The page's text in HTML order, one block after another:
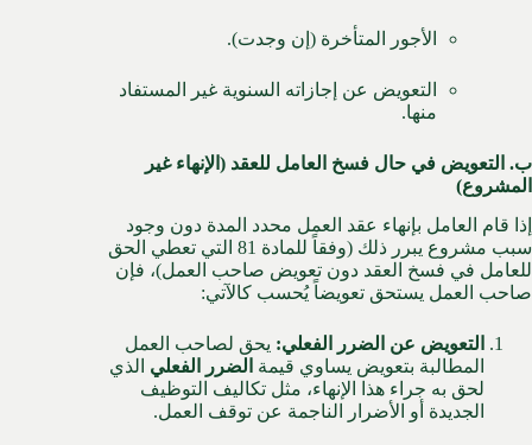
الأجور المتأخرة (إن وجدت).
التعويض عن إجازاته السنوية غير المستفاد
منها.
ب. التعويض في حال فسخ العامل للعقد (الإنهاء غير
المشروع)
إذا قام العامل بإنهاء عقد العمل محدد المدة دون وجود
سبب مشروع يبرر ذلك (وفقاً للمادة 81 التي تعطي الحق
للعامل في فسخ العقد دون تعويض صاحب العمل)، فإن
صاحب العمل يستحق تعويضاً يُحسب كالآتي:
التعويض عن الضرر الفعلي: يحق لصاحب العمل
المطالبة بتعويض يساوي قيمة الضرر الفعلي الذي
لحق به جراء هذا الإنهاء، مثل تكاليف التوظيف
الجديدة أو الأضرار الناجمة عن توقف العمل.